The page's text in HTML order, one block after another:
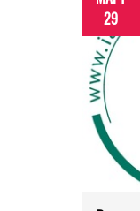
29